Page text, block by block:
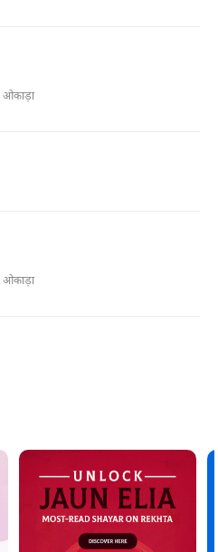
ओकाड़ा
ओकाड़ा